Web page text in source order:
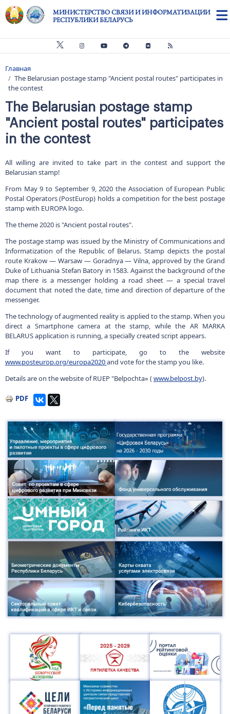
Перейти к основному содержанию
МИНИСТЕРСТВО СВЯЗИ И ИНФОРМАТИЗАЦИИ
РЕСПУБЛИКИ БЕЛАРУСЬ
Строка навигации
Главная
The Belarusian postage stamp "Ancient postal routes" participates in
the contest
The Belarusian postage stamp
"Ancient postal routes" participates
in the contest
All willing are invited to take part in the contest and support the
Belarusian stamp!
From May 9 to September 9, 2020 the Association of European Public
Postal Operators (PostEurop) holds a competition for the best postage
stamp with EUROPA logo.
The theme 2020 is "Ancient postal routes".
The postage stamp was issued by the Ministry of Communications and
Informatization of the Republic of Belarus. Stamp depicts the postal
route Krakow — Warsaw — Goradnya — Vilna, approved by the Grand
Duke of Lithuania Stefan Batory in 1583. Against the background of the
map there is a messenger holding a road sheet — a special travel
document that noted the date, time and direction of departure of the
messenger.
The technology of augmented reality is applied to the stamp. When you
direct a Smartphone camera at the stamp, while the AR MARKA
BELARUS application is running, a specially created script appears.
If you want to participate, go to the website
www.posteurop.org/europa2020and vote for the stamp you like.
Details are on the website of RUEP "Belpochta» (www.belpost.by).
PDF